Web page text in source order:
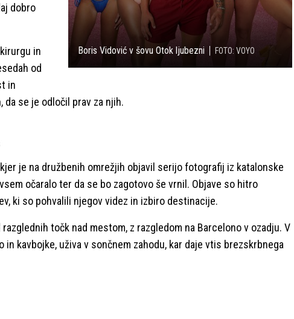
Boris Vidović v šovu Otok ljubezni FOTO: VOYO
dobro
in
od
in
da se je odločil prav za njih.
je na družbenih omrežjih objavil serijo fotografij iz katalonske
očaralo ter da se bo zagotovo še vrnil. Objave so hitro
ki so pohvalili njegov videz in izbiro destinacije.
točk nad mestom, z razgledom na Barcelono v ozadju. V
kavbojke, uživa v sončnem zahodu, kar daje vtis brezskrbnega